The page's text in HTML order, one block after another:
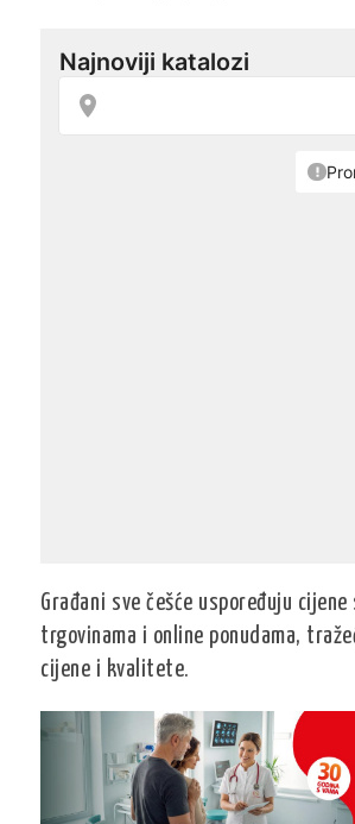
Građani sve češće uspoređuju cijene
trgovinama i online ponudama,
cijene i kvalitete.